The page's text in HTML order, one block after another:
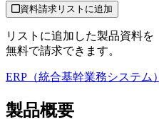
資料請求リストに追加
リストに追加した製品資料を
無料で請求できます。
ERP（統合基幹業務システム）
製品概要